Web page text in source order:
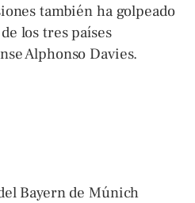
también ha golpeado
los tres países
Alphonso Davies.
Bayern de Múnich